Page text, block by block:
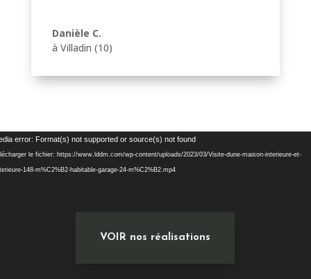
Danièle C.
à Villadin (10)
Lecteur
vidéo
error: Format(s) not supported or source(s) not found
le fichier: https://www.lddm.com/wp-content/uploads/2023/03/Visite-dune-maison-interieure-et-
148-m%C2%B2-habitable-garage-24-m%C2%B2.mp4
VOIR nos réalisations